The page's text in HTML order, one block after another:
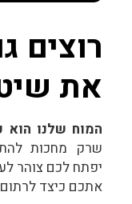
רוצים
את
המוח שלנו
שרק מחכות
יפתח לכם צוהר
אתכם כיצד